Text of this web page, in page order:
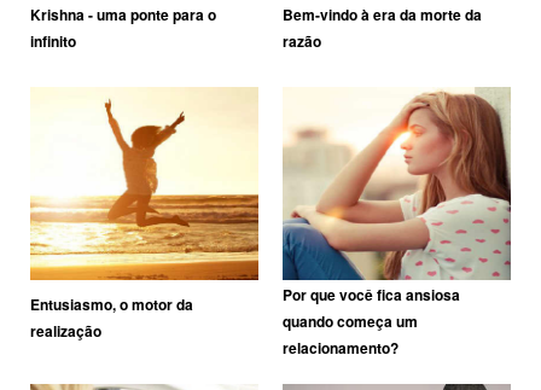
Krishna - uma ponte para o
infinito
Bem-vindo à era da morte da
razão
Entusiasmo, o motor da
realização
Por que você fica ansiosa
quando começa um
relacionamento?